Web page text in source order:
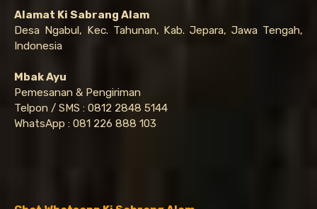
Alamat Ki Sabrang Alam
Desa Ngabul, Kec. Tahunan, Kab. Jepara, Jawa Tengah,
Indonesia
Mbak Ayu
Pemesanan & Pengiriman
Telpon / SMS : 0812 2848 5144
WhatsApp : 081 226 888 103